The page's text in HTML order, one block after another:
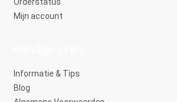
Mijn account
Informatie & Tips
Blog